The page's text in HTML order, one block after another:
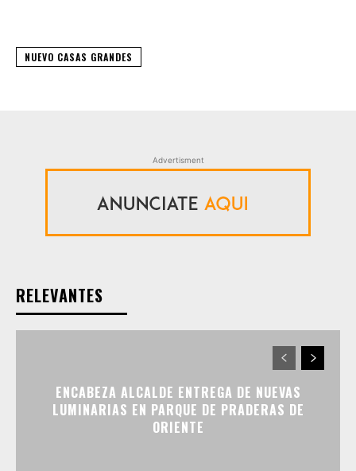
NUEVO CASAS GRANDES
Advertisment
RELEVANTES
ENCABEZA ALCALDE ENTREGA DE NUEVAS
LUMINARIAS EN PARQUE DE PRADERAS DE
ORIENTE